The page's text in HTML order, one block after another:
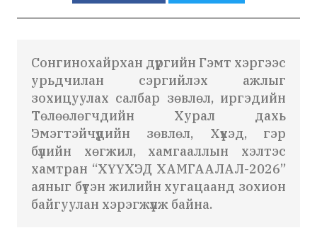
Сонгинохайрхан дүүргийн Гэмт хэргээс
урьдчилан сэргийлэх ажлыг
зохицуулах салбар зөвлөл, иргэдийн
Төлөөлөгчдийн Хурал дахь
Эмэгтэйчүүдийн зөвлөл, Хүүхэд, гэр
бүлийн хөгжил, хамгааллын хэлтэс
хамтран “ХҮҮХЭД ХАМГААЛАЛ-2026”
аяныг бүтэн жилийн хугацаанд зохион
байгуулан хэрэгжүүлж байна.